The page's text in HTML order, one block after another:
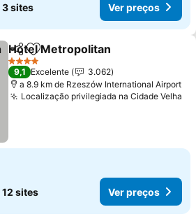
3 sites Ver preços
PartilharAdicionar aos favoritos
Hotel Metropolitan
4 Estrelas
9,1 Excelente
3.062
a 8.9 km de Rzeszów International Airport
Localização privilegiada na Cidade Velha
12 sites Ver preços